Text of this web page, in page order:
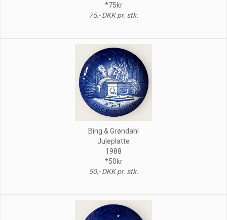
*75kr
75,- DKK pr. stk.
Bing & Grøndahl
Juleplatte
1988
*50kr
50,- DKK pr. stk.